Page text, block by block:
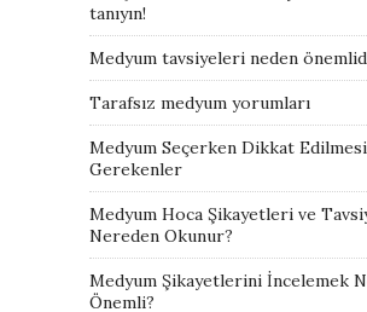
tanıyın!
Medyum tavsiyeleri neden
Tarafsız medyum yorumları
Medyum Seçerken Dikkat Edilmesi
Gerekenler
Medyum Hoca Şikayetleri ve
Nereden Okunur?
Medyum Şikayetlerini İncelemek
Önemli?